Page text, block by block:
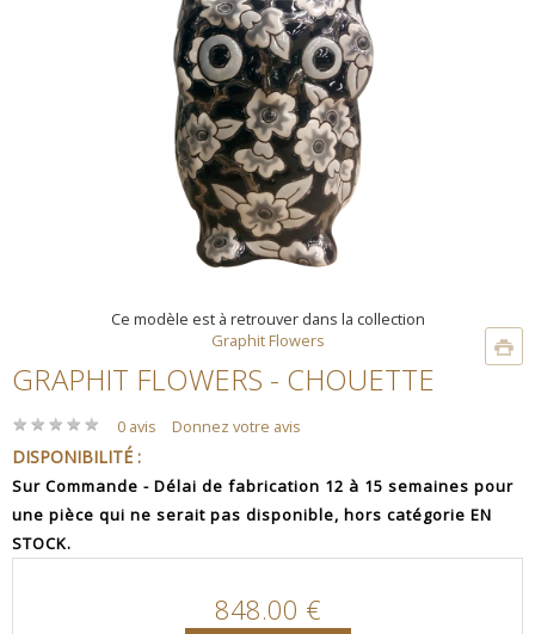
Ce modèle est à retrouver dans la collection
Graphit Flowers
GRAPHIT FLOWERS - CHOUETTE
★ ★ ★ ★ ★
★ ★ ★ ★ ★ 0 avis Donnez votre avis
DISPONIBILITÉ :
Sur Commande - Délai de fabrication 12 à 15 semaines pour
une pièce qui ne serait pas disponible, hors catégorie EN
STOCK.
848.00 €